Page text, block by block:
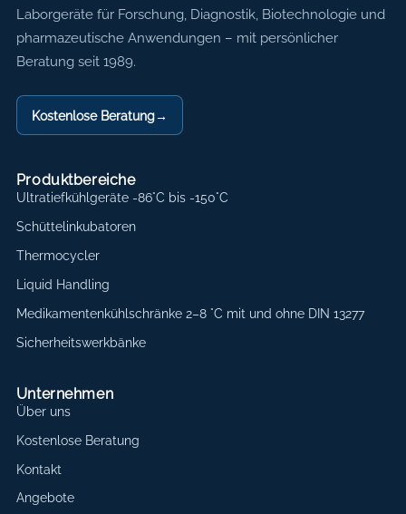
Axon Labortechnik
Laborgeräte für Forschung, Diagnostik, Biotechnologie und
pharmazeutische Anwendungen – mit persönlicher
Beratung seit 1989.
Kostenlose Beratung→
Produktbereiche
Ultratiefkühlgeräte -86°C bis -150°C
Schüttelinkubatoren
Thermocycler
Liquid Handling
Medikamentenkühlschränke 2–8 °C mit und ohne DIN 13277
Sicherheitswerkbänke
Unternehmen
Über uns
Kostenlose Beratung
Kontakt
Angebote